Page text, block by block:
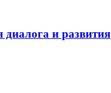
и развития